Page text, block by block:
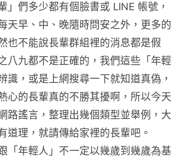
」們多少都有個臉書或 LINE 帳號，
天早、中、晚隨時問安之外，更多的
也不能說長輩群組裡的消息都是假
八九都不是正確的，我們這些「年輕
識，或是上網搜尋一下就知道真偽，
心的長輩真的不勝其擾啊，所以今天
路謠言，整理出幾個類型並舉例，大
道理，就請傳給家裡的長輩吧。
「年輕人」不一定以幾歲到幾歲為基